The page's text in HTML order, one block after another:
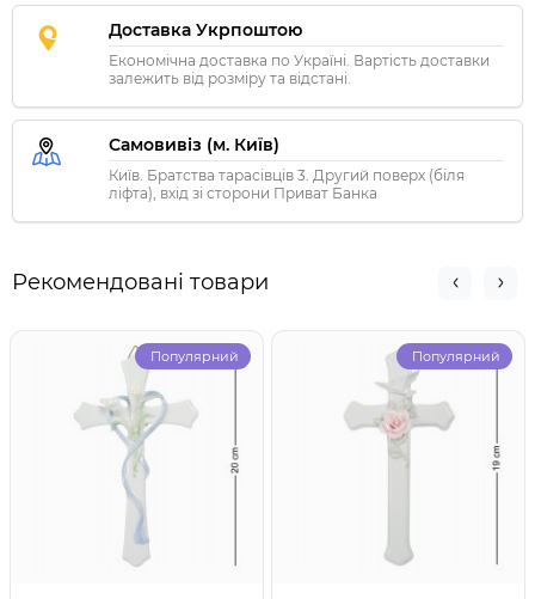
Доставка Укрпоштою
Економічна доставка по Україні. Вартість доставки
залежить від розміру та відстані.
Самовивіз (м. Київ)
Київ. Братства тарасівців 3. Другий поверх (біля
ліфта), вхід зі сторони Приват Банка
Рекомендовані товари
Популярний Популярний